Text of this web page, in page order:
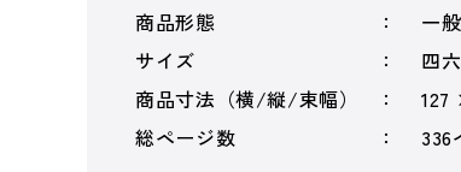
商品形態
一
サイズ
四
商品寸法（横/縦/束幅）
127
総ページ数
336